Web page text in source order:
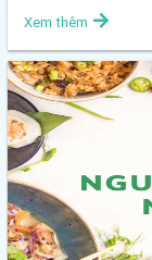
Xem thêm